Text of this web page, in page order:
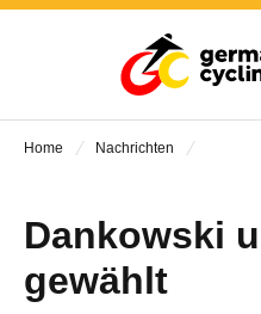
Home Nachrichten
Dankowski
gewählt